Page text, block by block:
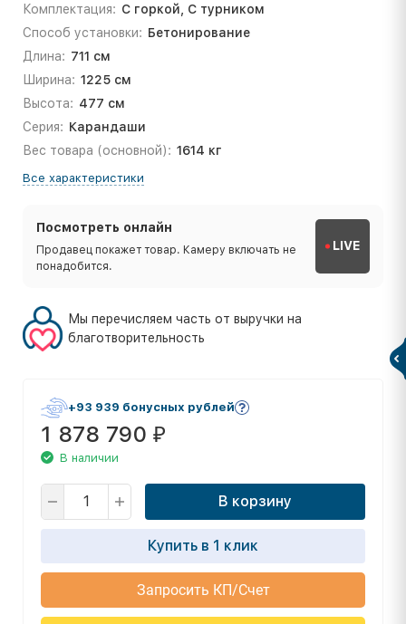
Комплектация: С горкой, С турником
Способ установки: Бетонирование
Длина: 711 см
Ширина: 1225 см
Высота: 477 см
Серия: Карандаши
Вес товара (основной): 1614 кг
Все характеристики
Посмотреть онлайн
Продавец покажет товар. Камеру включать не
понадобится.
LIVE
Мы перечисляем часть от выручки на
благотворительность
+93 939 бонусных рублей
1 878 790 ₽
В наличии
В корзину
Купить в 1 клик
Запросить КП/Счет